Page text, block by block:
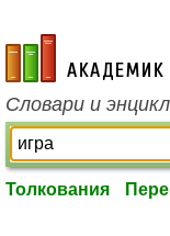
academic.ru
Словари и
Толкования